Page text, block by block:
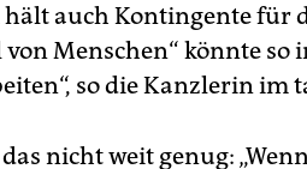
auch Kontingente für
Menschen“ könnte so
so die Kanzlerin im
nicht weit genug: